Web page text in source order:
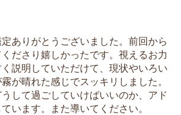
ありがとうございました。前回から
ださり嬉しかったです。視えるお力
説明していただけて、現状やいろい
が晴れた感じでスッキリしました。
して過ごしていけばいいのか、アド
います。また導いてください。